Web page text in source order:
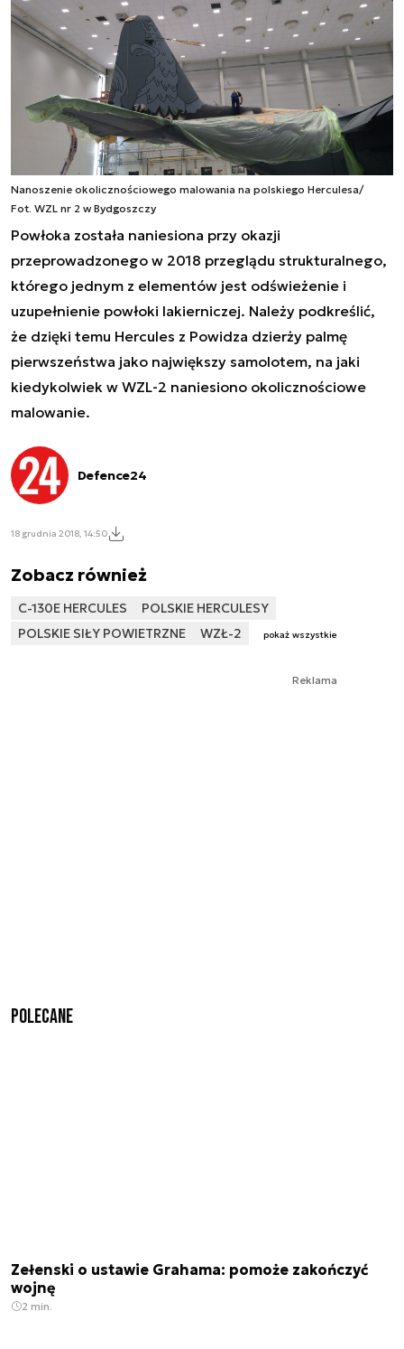
Nanoszenie okolicznościowego malowania na polskiego Herculesa/
Fot. WZL nr 2 w Bydgoszczy
Powłoka została naniesiona przy okazji
przeprowadzonego w 2018 przeglądu strukturalnego,
którego jednym z elementów jest odświeżenie i
uzupełnienie powłoki lakierniczej. Należy podkreślić,
że dzięki temu Hercules z Powidza dzierży palmę
pierwszeństwa jako największy samolotem, na jaki
kiedykolwiek w WZL-2 naniesiono okolicznościowe
malowanie.
Defence24
18 grudnia 2018, 14:50
Zobacz również
C-130E HERCULES
POLSKIE HERCULESY
POLSKIE SIŁY POWIETRZNE
WZŁ-2 pokaż wszystkie
Reklama
Polecane
Zełenski o ustawie Grahama: pomoże zakończyć
wojnę
2 min.